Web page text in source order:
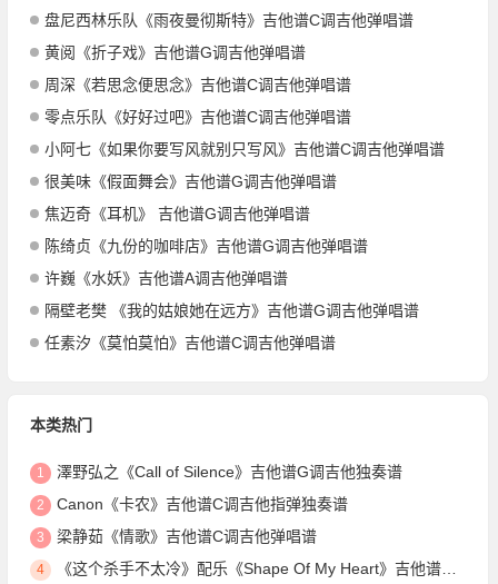
盘尼西林乐队《雨夜曼彻斯特》吉他谱C调吉他弹唱谱
黄阅《折子戏》吉他谱G调吉他弹唱谱
周深《若思念便思念》吉他谱C调吉他弹唱谱
零点乐队《好好过吧》吉他谱C调吉他弹唱谱
小阿七《如果你要写风就别只写风》吉他谱C调吉他弹唱谱
很美味《假面舞会》吉他谱G调吉他弹唱谱
焦迈奇《耳机》 吉他谱G调吉他弹唱谱
陈绮贞《九份的咖啡店》吉他谱G调吉他弹唱谱
许巍《水妖》吉他谱A调吉他弹唱谱
隔壁老樊 《我的姑娘她在远方》吉他谱G调吉他弹唱谱
任素汐《莫怕莫怕》吉他谱C调吉他弹唱谱
本类热门
1 澤野弘之《Call of Silence》吉他谱G调吉他独奏谱
2 Canon《卡农》吉他谱C调吉他指弹独奏谱
3 梁静茹《情歌》吉他谱C调吉他弹唱谱
4 《这个杀手不太冷》配乐《Shape Of My Heart》吉他谱G调吉他指弹独奏谱